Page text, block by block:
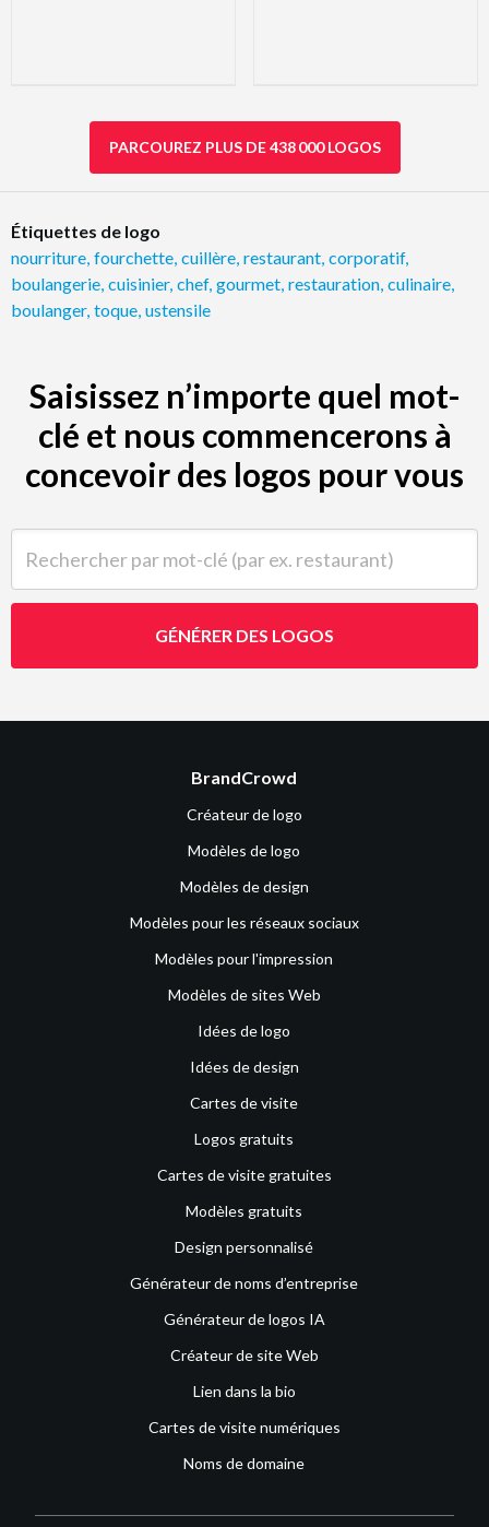
PARCOUREZ PLUS DE 438 000 LOGOS
Étiquettes de logo
nourriture fourchette cuillère restaurant corporatif,
boulangerie cuisinier, chef, gourmet restauration culinaire
boulanger, toque ustensile
Saisissez n’importe quel mot-
clé et nous commencerons à
concevoir des logos pour vous
GÉNÉRER DES LOGOS
BrandCrowd
Créateur de logo
Modèles de logo
Modèles de design
Modèles pour les réseaux sociaux
Modèles pour l'impression
Modèles de sites Web
Idées de logo
Idées de design
Cartes de visite
Logos gratuits
Cartes de visite gratuites
Modèles gratuits
Design personnalisé
Générateur de noms d’entreprise
Générateur de logos IA
Créateur de site Web
Lien dans la bio
Cartes de visite numériques
Noms de domaine